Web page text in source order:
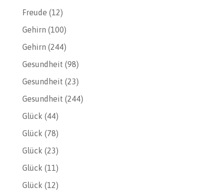
Freude (12)
Gehirn (100)
Gehirn (244)
Gesundheit (98)
Gesundheit (23)
Gesundheit (244)
Glück (44)
Glück (78)
Glück (23)
Glück (11)
Glück (12)